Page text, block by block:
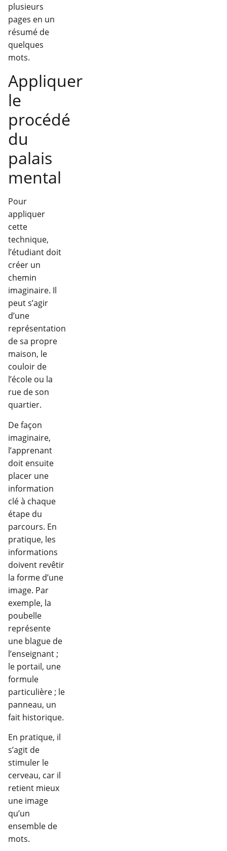
plusieurs
pages en un
résumé de
quelques
mots.
Appliquer
le
procédé
du
palais
mental
Pour
appliquer
cette
technique,
l’étudiant doit
créer un
chemin
imaginaire. Il
peut s’agir
d’une
représentation
de sa propre
maison, le
couloir de
l’école ou la
rue de son
quartier.
De façon
imaginaire,
l’apprenant
doit ensuite
placer une
information
clé à chaque
étape du
parcours. En
pratique, les
informations
doivent revêtir
la forme d’une
image. Par
exemple, la
poubelle
représente
une blague de
l’enseignant ;
le portail, une
formule
particulière ; le
panneau, un
fait historique.
En pratique, il
s’agit de
stimuler le
cerveau, car il
retient mieux
une image
qu’un
ensemble de
mots.